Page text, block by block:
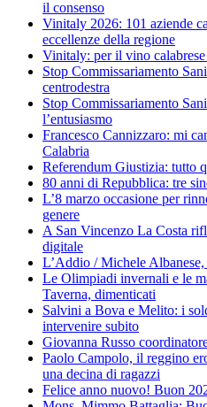
il consenso
Vinitaly 2026: 101 aziende
eccellenze della regione
Vinitaly: per il vino
Stop Commissariamento
centrodestra
Stop Commissariamento
l’entusiasmo
Francesco Cannizzaro: mi
Calabria
Referendum Giustizia: tutto
80 anni di Repubblica: tre
L’8 marzo occasione per
genere
A San Vincenzo La Costa
digitale
L’Addio / Michele
Le Olimpiadi invernali e le
Taverna, dimenticati
Salvini a Bova e Melito: i
intervenire subito
Giovanna Russo
Paolo Campolo, il reggino
una decina di ragazzi
Felice anno nuovo! Buon